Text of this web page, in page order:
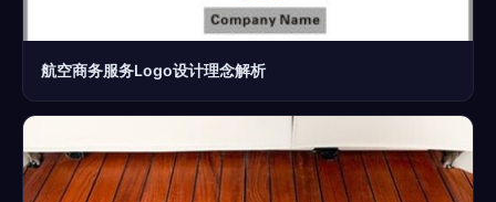
航空商务服务Logo设计理念解析